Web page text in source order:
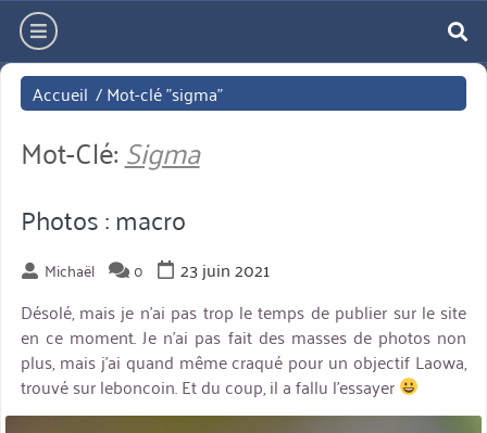
Aller
directement
au
contenu
hamburger
Accueil /Mot-clé "sigma"
Mot-Clé: Sigma
Photos : macro
Michaël 0
23 juin 2021
Désolé, mais je n’ai pas trop le temps de publier sur le site
en ce moment. Je n’ai pas fait des masses de photos non
plus, mais j’ai quand même craqué pour un objectif Laowa,
trouvé sur leboncoin. Et du coup, il a fallu l’essayer